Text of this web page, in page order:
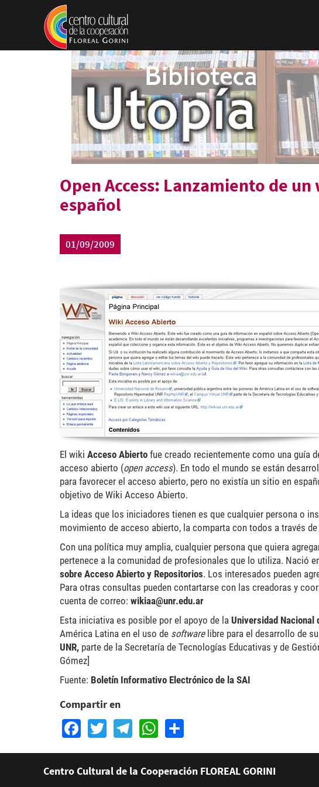
Pasar al contenido principal
Open Access: Lanzamiento de
español
01/09/2009
wikiaa_0.jpg
El wiki Acceso Abierto fue creado recientemente como una guía
acceso abierto (open access). En todo el mundo se están
para favorecer el acceso abierto, pero no existía un sitio en
objetivo de Wiki Acceso Abierto.
La ideas que los iniciadores tienen es que cualquier persona o
movimiento de acceso abierto, la comparta con todos a través
Con una política muy amplia, cualquier persona que quiera
pertenece a la comunidad de profesionales que lo utiliza. Nació
sobre Acceso Abierto y Repositorios. Los interesados pueden
Para otras consultas pueden contartarse con las creadoras y
cuenta de correo: wikiaa@unr.edu.ar
Esta iniciativa es posible por el apoyo de la Universidad Nacional
América Latina en el uso de softwarelibre para el desarrollo de
UNR, parte de la Secretaría de Tecnologías Educativas y de
Gómez]
Fuente: Boletín Informativo Electrónico de la SAI
Compartir en
Facebook
TwitterTelegram
WhatsApp
Centro Cultural de la Cooperación FLOREAL GORINI